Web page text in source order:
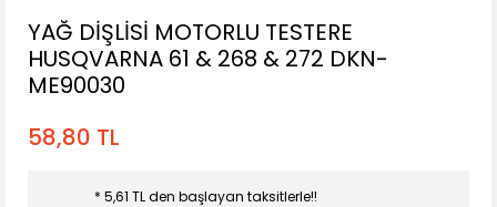
YAĞ DİŞLİSİ MOTORLU TESTERE
HUSQVARNA 61 & 268 & 272 DKN-
ME90030
58,80 TL
* 5,61 TL den başlayan taksitlerle!!